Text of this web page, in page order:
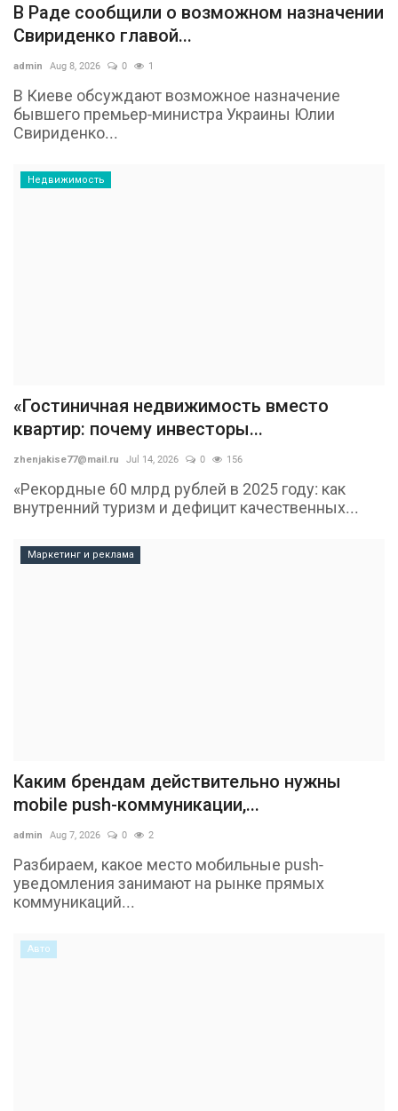
В Раде сообщили о возможном назначении
Свириденко главой...
admin Aug 8, 2026 0 1
В Киеве обсуждают возможное назначение
бывшего премьер-министра Украины Юлии
Свириденко...
Недвижимость
«Гостиничная недвижимость вместо
квартир: почему инвесторы...
zhenjakise77@mail.ru Jul 14, 2026 0 156
«Рекордные 60 млрд рублей в 2025 году: как
внутренний туризм и дефицит качественных...
Маркетинг и реклама
Каким брендам действительно нужны
mobile push-коммуникации,...
admin Aug 7, 2026 0 2
Разбираем, какое место мобильные push-
уведомления занимают на рынке прямых
коммуникаций...
Авто